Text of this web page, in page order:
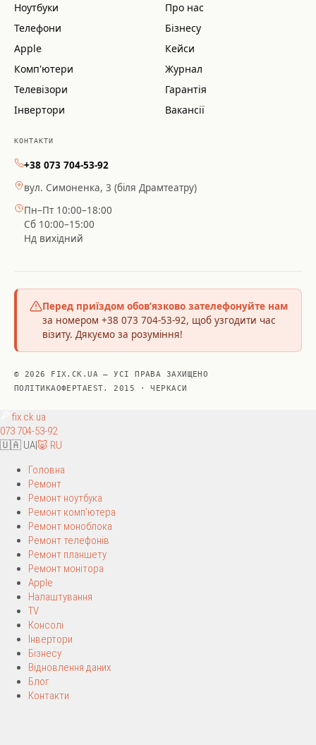
Ноутбуки
Телефони
Apple
Комп'ютери
Телевізори
Інвертори
Про нас
Бізнесу
Кейси
Журнал
Гарантія
Вакансії
КОНТАКТИ
+38 073 704-53-92
вул. Симоненка, 3 (біля Драмтеатру)
Пн–Пт 10:00–18:00
Сб 10:00–15:00
Нд вихідний
Перед приїздом обов’язково зателефонуйте нам
за номером +38 073 704-53-92, щоб узгодити час
візиту. Дякуємо за розуміння!
© 2026 FIX.CK.UA — УСІ ПРАВА ЗАХИЩЕНО
ПОЛІТИКАОФЕРТАEST. 2015 · ЧЕРКАСИ
fix.ck.ua
073 704-53-92
🇺🇦 UA|🐷 RU
Головна
Ремонт
Ремонт ноутбука
Ремонт комп’ютера
Ремонт моноблока
Ремонт телефонів
Ремонт планшету
Ремонт монітора
Apple
Налаштування
TV
Консолі
Інвертори
Бізнесу
Відновлення даних
Блог
Контакти